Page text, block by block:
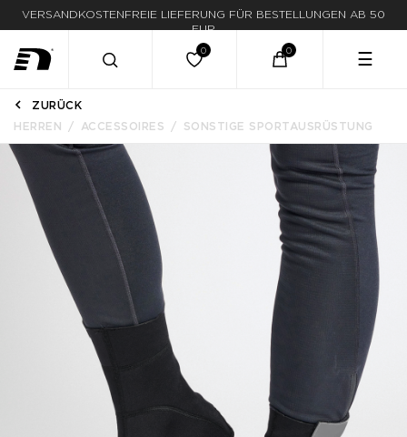
LIEFERUNG IN 1-3 WERKTAGEN
☰
ZURÜCK
HERREN
ACCESSOIRES SONSTIGE SPORTAUSRÜSTUNG